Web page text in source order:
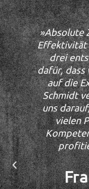
»Absolute
Effektivität
drei
dafür, dass
auf die
Schmidt
uns
vielen